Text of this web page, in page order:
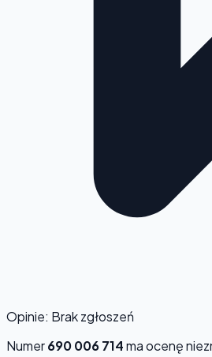
Opinie: Brak zgłoszeń
Numer690 006 714ma ocenę